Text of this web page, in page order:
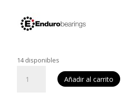
14 disponibles
Enduro
Añadir al carrito